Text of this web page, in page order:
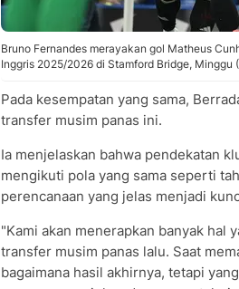
Bruno Fernandes merayakan gol Matheus
Inggris 2025/2026 di Stamford Bridge,
Pada kesempatan yang sama,
transfer musim panas ini.
Ia menjelaskan bahwa pendekatan
mengikuti pola yang sama seperti
perencanaan yang jelas menjadi
"Kami akan menerapkan banyak hal
transfer musim panas lalu. Saat
bagaimana hasil akhirnya, tetapi